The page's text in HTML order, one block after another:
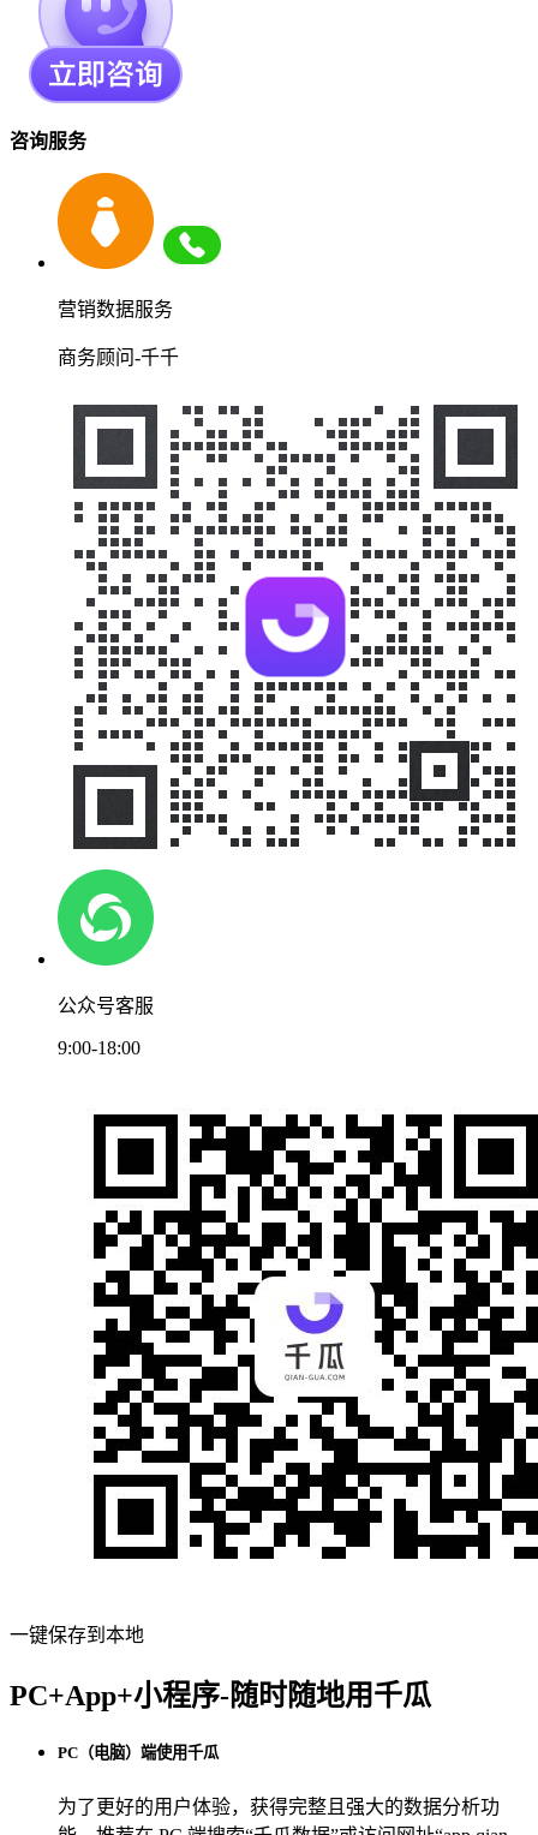
咨询服务
营销数据服务
商务顾问-千千
公众号客服
9:00-18:00
一键保存到本地
PC+App+小程序-随时随地用千瓜
PC（电脑）端使用千瓜
为了更好的用户体验，获得完整且强大的数据分析功